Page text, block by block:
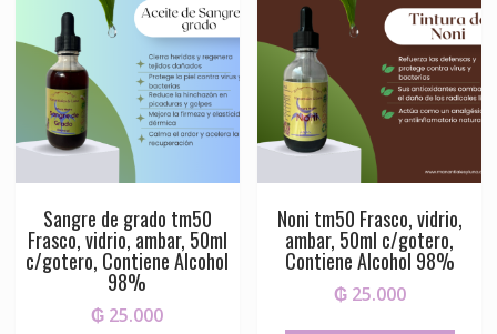
Sangre de grado tm50
Frasco, vidrio, ambar, 50ml
c/gotero, Contiene Alcohol
98%
₲ 25.000
Noni tm50 Frasco, vidrio,
ambar, 50ml c/gotero,
Contiene Alcohol 98%
₲25.000